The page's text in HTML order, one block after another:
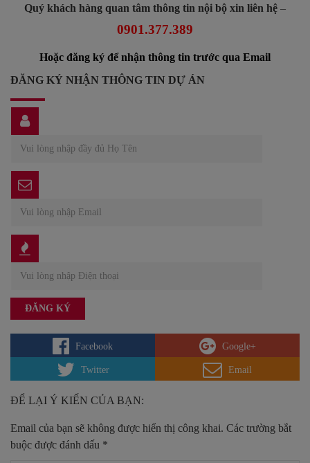
Quý khách hàng quan tâm thông tin nội bộ xin liên hệ –
0901.377.389
Hoặc đăng ký để nhận thông tin trước qua Email
ĐĂNG KÝ NHẬN THÔNG TIN DỰ ÁN
Facebook Google+
Twitter Email
ĐỂ LẠI Ý KIẾN CỦA BẠN:
Email của bạn sẽ không được hiển thị công khai. Các trường bắt
buộc được đánh dấu *